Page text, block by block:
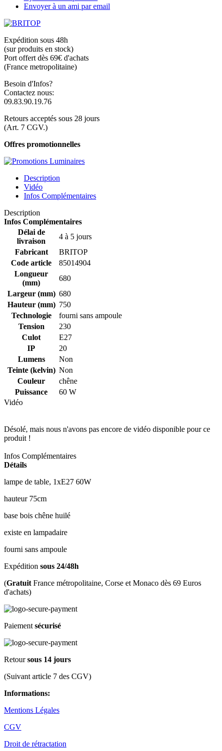
Envoyer à un ami par email
Expédition sous 48h
(sur produits en stock)
Port offert dès 69€ d'achats
(France metropolitaine)
Besoin d'Infos?
Contactez nous:
09.83.90.19.76
Retours acceptés sous 28 jours
(Art. 7 CGV.)
Offres promotionnelles
Description
Vidéo
Infos Complémentaires
Description
Infos Complémentaires
Délai de
livraison
4 à 5 jours
Fabricant
BRITOP
Code article
85014904
Longueur
(mm)
680
Largeur (mm) 680
Hauteur (mm) 750
Technologie
fourni sans ampoule
Tension
230
Culot
E27
IP
20
Lumens
Non
Teinte (kelvin) Non
Couleur
chêne
Puissance
60 W
Vidéo
Désolé, mais nous n'avons pas encore de vidéo disponible pour ce
produit !
Infos Complémentaires
Détails
lampe de table, 1xE27 60W
hauteur 75cm
base bois chêne huilé
existe en lampadaire
fourni sans ampoule
Expédition sous 24/48h
(Gratuit France métropolitaine, Corse et Monaco dès 69 Euros
d'achats)
Paiement sécurisé
Retoursous 14 jours
(Suivant article 7 des CGV)
Informations:
Mentions Légales
CGV
Droit de rétractation